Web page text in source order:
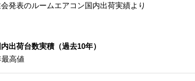
発表のルームエアコン国内出荷実績より
出荷台数実積（過去10年）
高値